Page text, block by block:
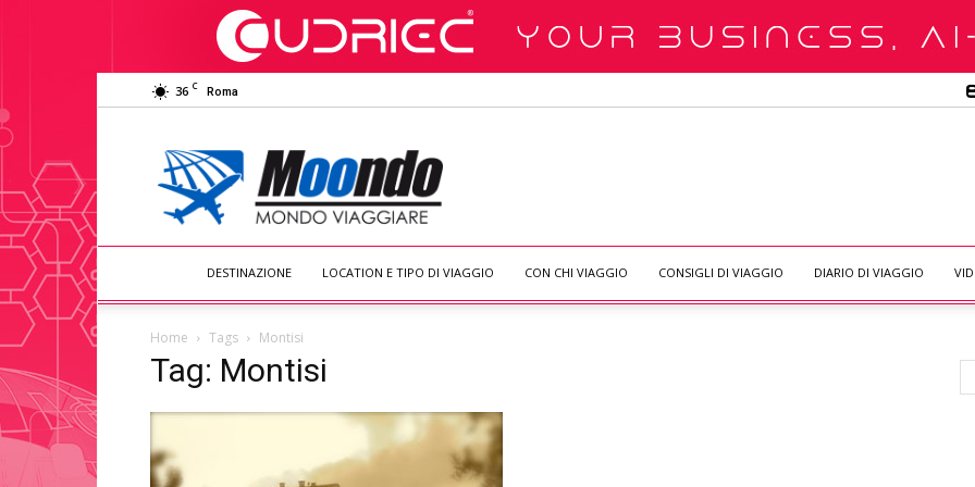
36 C Roma
Moondo
Viaggiare
DESTINAZIONE LOCATION E TIPO DI VIAGGIO CON CHI VIAGGIO CONSIGLI DI VIAGGIO DIARIO DI VIAGGIO
Home Tags Montisi
Tag: Montisi